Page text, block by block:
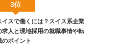
3位
イスで働くには？スイス系企業
求人と現地採用の就職事情や転
のポイント